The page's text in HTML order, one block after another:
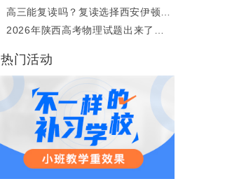
是多少？
高三能复读吗？复读选择西安伊顿教
育高三复读班行吗？
2026年陕西高考物理试题出来了
热门活动